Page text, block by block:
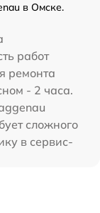
в Омске.
работ
ремонта
- 2 часа.
сложного
в сервис-